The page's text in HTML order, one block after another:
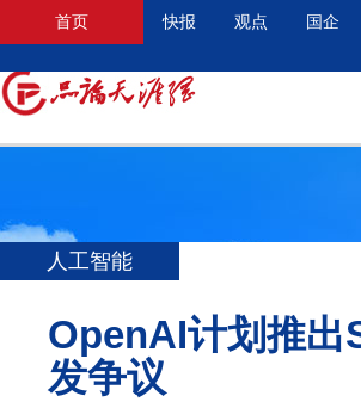
首页 快报 观点 国企
人工智能
OpenAI计划推出
发争议